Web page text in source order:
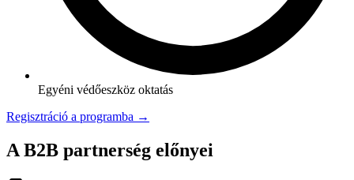
Egyéni védőeszköz oktatás
Regisztráció a programba →
A B2B partnerség előnyei